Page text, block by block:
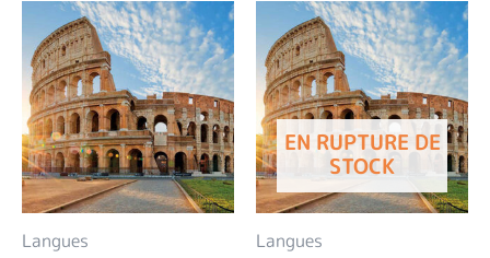
Langues
EN RUPTURE DE
STOCK
Langues